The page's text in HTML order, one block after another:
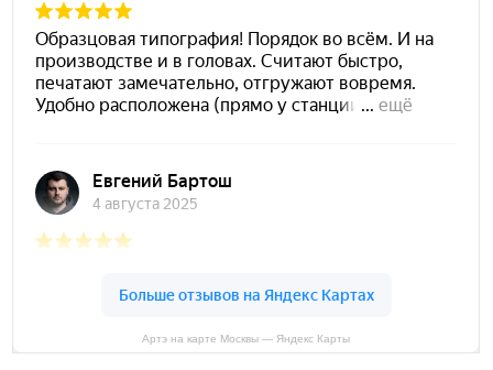
Артэ на карте Москвы — Яндекс Карты